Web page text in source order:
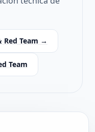
Red Team →
Team